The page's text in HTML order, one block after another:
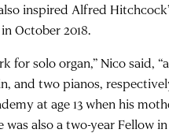
inspired Alfred
October 2018.
for solo organ,” Nico said,
and two pianos,
at age 13 when his
also a two-year Fellow in